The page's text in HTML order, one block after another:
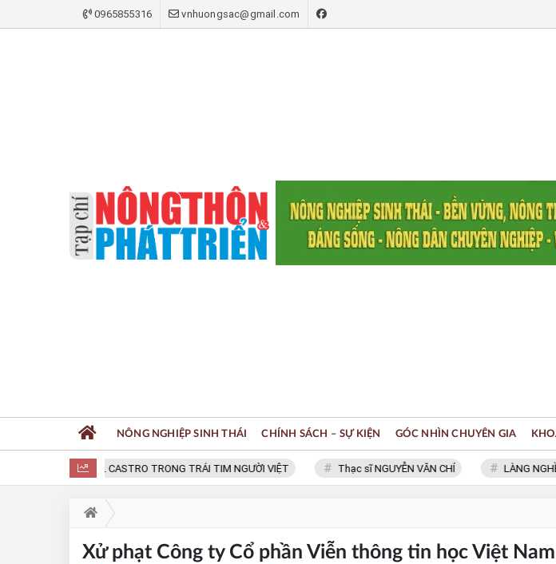
0965855316 vnhuongsac@gmail.com
FIDEL CASTRO TRONG TRÁI TIM NGƯỜI VIỆT Thạc sĩ NGUYỄN VĂN CHÍ LÀNG NGHỀ
NÔNG NGHIỆP SINH THÁI CHÍNH SÁCH – SỰ KIỆN GÓC NHÌN CHUYÊN GIA
Xử phạt Công ty Cổ phần Viễn thông tin học Việt